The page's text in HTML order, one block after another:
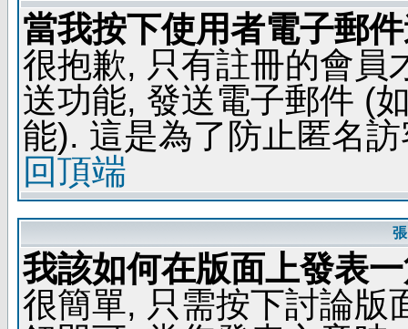
當我按下使用者電子郵
很抱歉, 只有註冊的會員
送功能, 發送電子郵件 (
能). 這是為了防止匿名
回頂端
我該如何在版面上發表
很簡單, 只需按下討論版